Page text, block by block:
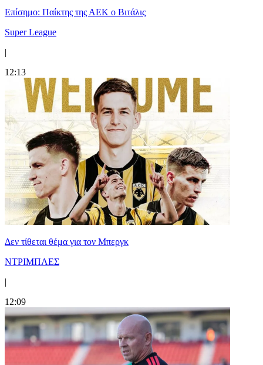
Επίσημο: Παίκτης της ΑΕΚ ο Βιτάλις
Super League
|
12:13
Δεν τίθεται θέμα για τον Μπεργκ
ΝΤΡΙΜΠΛΕΣ
|
12:09